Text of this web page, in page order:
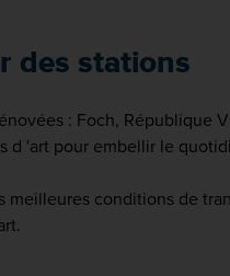
des stations
: Foch, République
d 'art pour embellir le
meilleures conditions de